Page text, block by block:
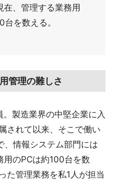
在、管理する業務用
台を数える。
管理の難しさ
製造業界の中堅企業に入
されて以来、そこで働い
、情報システム部門には
用のPCは約100台を数
た管理業務を私1人が担当